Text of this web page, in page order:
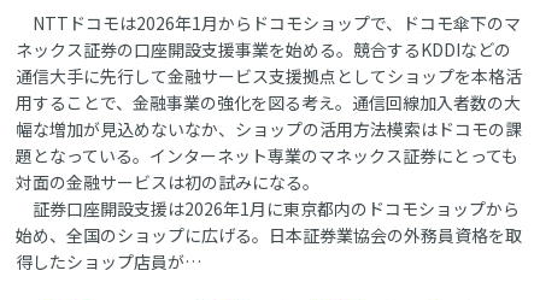
NTTドコモは2026年1月からドコモショップで、ドコモ傘下のマ
ネックス証券の口座開設支援事業を始める。競合するKDDIなどの
通信大手に先行して金融サービス支援拠点としてショップを本格活
用することで、金融事業の強化を図る考え。通信回線加入者数の大
幅な増加が見込めないなか、ショップの活用方法模索はドコモの課
題となっている。インターネット専業のマネックス証券にとっても
対面の金融サービスは初の試みになる。
証券口座開設支援は2026年1月に東京都内のドコモショップから
始め、全国のショップに広げる。日本証券業協会の外務員資格を取
得したショップ店員が…